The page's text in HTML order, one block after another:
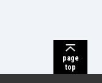
page
top